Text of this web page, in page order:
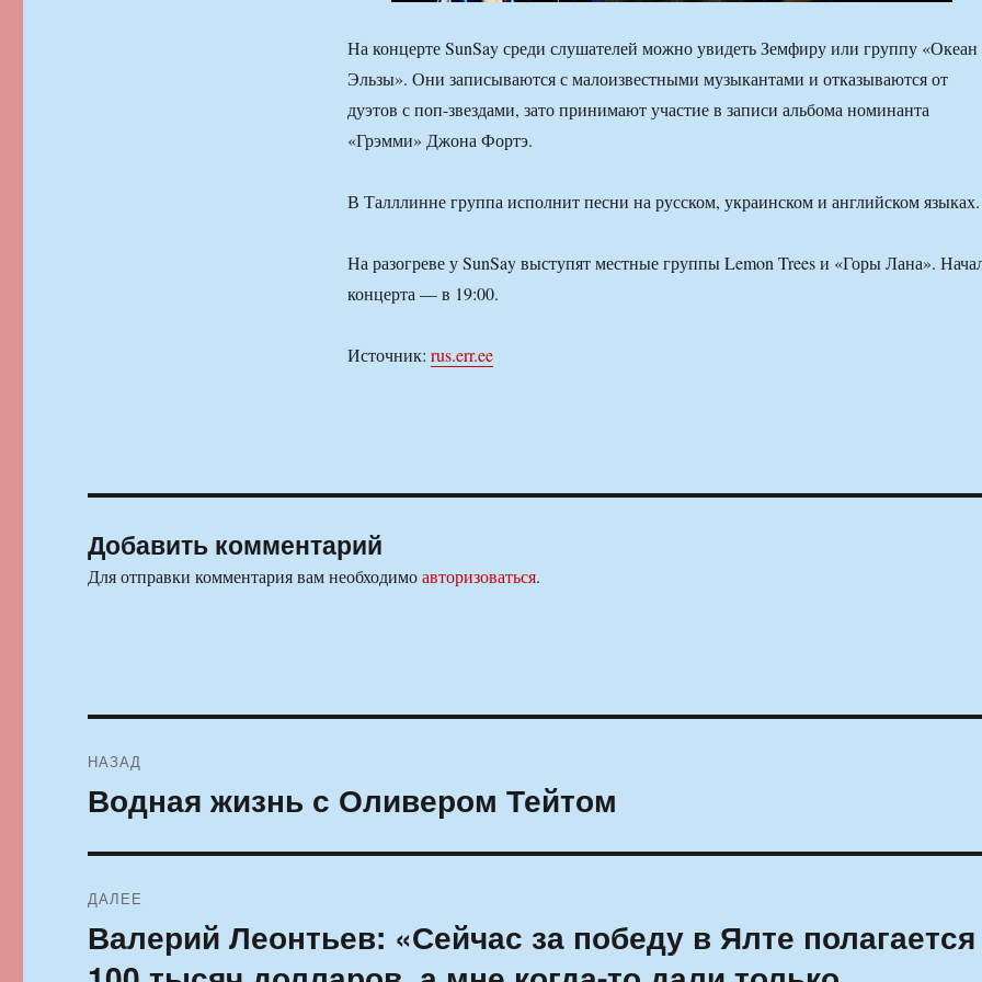
На концерте SunSay среди слушателей можно увидеть Земфиру или группу «Океан
Эльзы». Они записываются с малоизвестными музыкантами и отказываются от
дуэтов с поп-звездами, зато принимают участие в записи альбома номинанта
«Грэмми» Джона Фортэ.
В Талллинне группа исполнит песни на русском, украинском и английском языках.
На разогреве у SunSay выступят местные группы Lemon Trees и «Горы Лана».
концерта — в 19:00.
Источник: rus.err.ee
Добавить комментарий
Для отправки комментария вам необходимоавторизоваться.
по
НАЗАД
Предыдущая
запись:
Водная жизнь с Оливером Тейтом
ДАЛЕЕ
Следующая
запись:
Валерий Леонтьев: «Сейчас за победу в Ялте полагается